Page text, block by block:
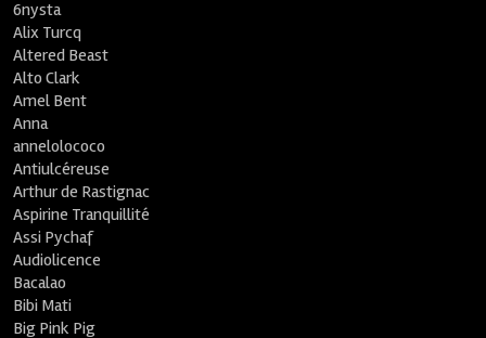
6nysta
Alix Turcq
Altered Beast
Alto Clark
Amel Bent
Anna
annelolococo
Antiulcéreuse
Arthur de Rastignac
Aspirine Tranquillité
Assi Pychaf
Audiolicence
Bacalao
Bibi Mati
Big Pink Pig